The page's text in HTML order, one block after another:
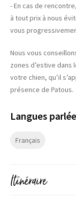
- En cas de
à tout prix à nous
vous
Nous vous
zones d’estive
votre chien, qu’il
présence de Patous.
Langues
Français
Itinéraire